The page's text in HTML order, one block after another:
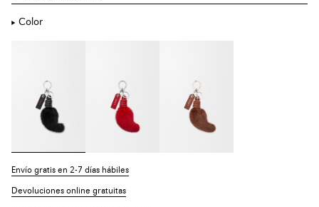
Color
Envío gratis en 2-7 días hábiles
Devoluciones online gratuitas